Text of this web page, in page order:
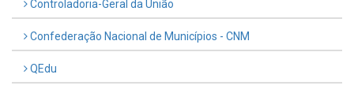
Controladoria-Geral da União
Confederação Nacional de Municípios - CNM
QEdu